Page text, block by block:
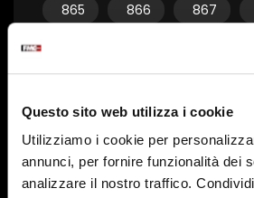
Questo sito web utilizza i cookie
Utilizziamo i cookie per
annunci, per fornire funzionalità dei
analizzare il nostro traffico.
865
866 867
875
876 877
880
881 882
885
886 887
890
891 892